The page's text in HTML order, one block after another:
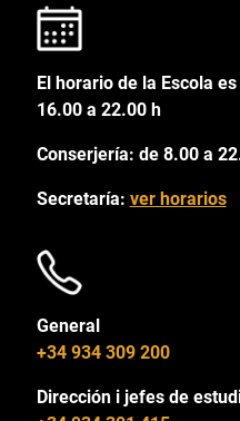
El horario de la Escola
16.00 a 22.00 h
Conserjería: de 8.00 a
Secretaría: ver horarios
General
+34 934 309 200
Dirección i jefes de